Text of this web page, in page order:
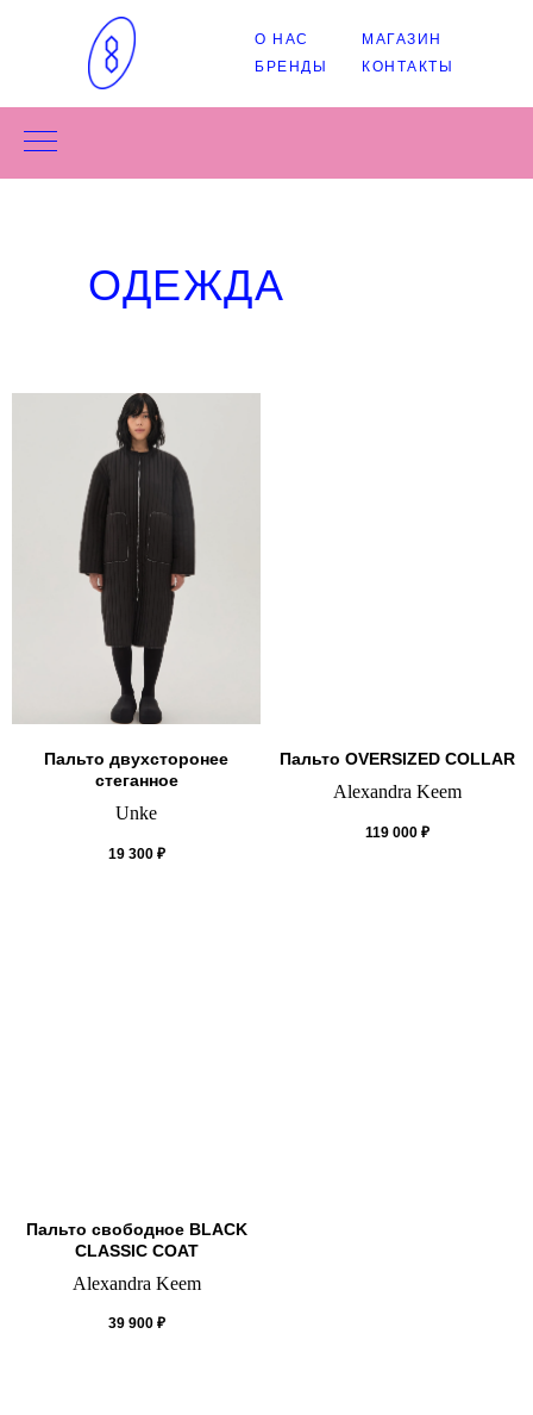
О НАС
МАГАЗИН
КОНТАКТЫ
БРЕНДЫ
ОДЕЖДА
Пальто двухсторонее
стеганное
Unke
19 300 ₽
Пальто OVERSIZED COLLAR
Alexandra Keem
119 000 ₽
Пальто свободное BLACK
CLASSIC COAT
Alexandra Keem
39 900 ₽